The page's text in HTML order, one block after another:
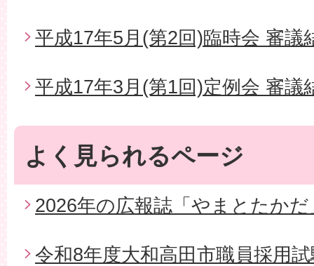
平成17年5月(第2回)臨時会 審議
平成17年3月(第1回)定例会 審議
よく見られるページ
2026年の広報誌「やまとたかだ
令和8年度大和高田市職員採用